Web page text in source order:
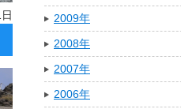
2009年
2008年
2007年
2006年